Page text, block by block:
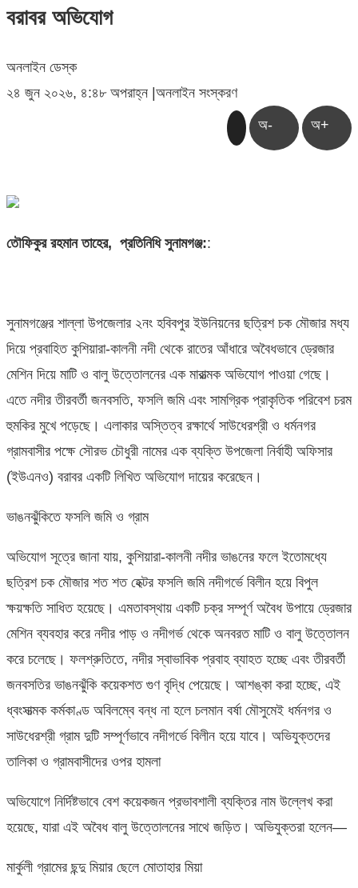
বরাবর অভিযোগ
অনলাইন ডেস্ক
২৪ জুন ২০২৬, ৪:৪৮ অপরাহ্ন অনলাইন সংস্করণ
অ-
অ+
তৌফিকুর রহমান তাহের, প্রতিনিধি সুনামগঞ্জ::
সুনামগঞ্জের শাল্লা উপজেলার ২নং হবিবপুর ইউনিয়নের ছত্রিশ চক মৌজার মধ্য
দিয়ে প্রবাহিত কুশিয়ারা-কালনী নদী থেকে রাতের আঁধারে অবৈধভাবে ড্রেজার
মেশিন দিয়ে মাটি ও বালু উত্তোলনের এক মারাত্মক অভিযোগ পাওয়া গেছে।
এতে নদীর তীরবর্তী জনবসতি, ফসলি জমি এবং সামগ্রিক প্রাকৃতিক পরিবেশ চরম
হুমকির মুখে পড়েছে। এলাকার অস্তিত্ব রক্ষার্থে সাউধেরশ্রী ও ধর্মনগর
গ্রামবাসীর পক্ষে সৌরভ চৌধুরী নামের এক ব্যক্তি উপজেলা নির্বাহী অফিসার
(ইউএনও) বরাবর একটি লিখিত অভিযোগ দায়ের করেছেন।
ভাঙনঝুঁকিতে ফসলি জমি ও গ্রাম
অভিযোগ সূত্রে জানা যায়, কুশিয়ারা-কালনী নদীর ভাঙনের ফলে ইতোমধ্যে
ছত্রিশ চক মৌজার শত শত হেক্টর ফসলি জমি নদীগর্ভে বিলীন হয়ে বিপুল
ক্ষয়ক্ষতি সাধিত হয়েছে। এমতাবস্থায় একটি চক্র সম্পূর্ণ অবৈধ উপায়ে ড্রেজার
মেশিন ব্যবহার করে নদীর পাড় ও নদীগর্ভ থেকে অনবরত মাটি ও বালু উত্তোলন
করে চলেছে। ফলশ্রুতিতে, নদীর স্বাভাবিক প্রবাহ ব্যাহত হচ্ছে এবং তীরবর্তী
জনবসতির ভাঙনঝুঁকি কয়েকশত গুণ বৃদ্ধি পেয়েছে। আশঙ্কা করা হচ্ছে, এই
ধ্বংসাত্মক কর্মকাণ্ড অবিলম্বে বন্ধ না হলে চলমান বর্ষা মৌসুমেই ধর্মনগর ও
সাউধেরশ্রী গ্রাম দুটি সম্পূর্ণভাবে নদীগর্ভে বিলীন হয়ে যাবে। অভিযুক্তদের
তালিকা ও গ্রামবাসীদের ওপর হামলা
অভিযোগে নির্দিষ্টভাবে বেশ কয়েকজন প্রভাবশালী ব্যক্তির নাম উল্লেখ করা
হয়েছে, যারা এই অবৈধ বালু উত্তোলনের সাথে জড়িত। অভিযুক্তরা হলেন—
মার্কুলী গ্রামের ছন্দু মিয়ার ছেলে মোতাহার মিয়া